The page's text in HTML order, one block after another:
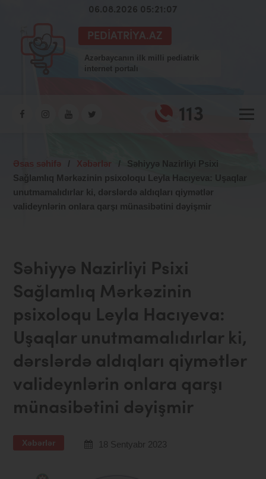
06.08.2026 05:21:08
PEDIATRIYA.AZ
Azərbaycanın ilk milli pediatrik
internet portalı
113
Əsas səhifə / Xəbərlər /
Səhiyyə Nazirliyi Psixi
Sağlamlıq Mərkəzinin psixoloqu Leyla Hacıyeva: Uşaqlar
unutmamalıdırlar ki, dərslərdə aldıqları qiymətlər
valideynlərin onlara qarşı münasibətini dəyişmir
Səhiyyə Nazirliyi Psixi
Sağlamlıq Mərkəzinin
psixoloqu Leyla Hacıyeva:
Uşaqlar unutmamalıdırlar ki,
dərslərdə aldıqları qiymətlər
valideynlərin onlara qarşı
münasibətini dəyişmir
Xəbərlər 18 Sentyabr 2023